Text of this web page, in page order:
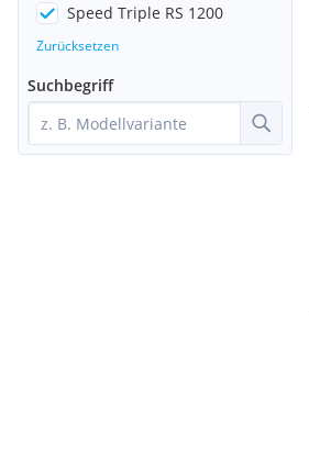
Speed Triple RS 1200
Zurücksetzen
Suchbegriff